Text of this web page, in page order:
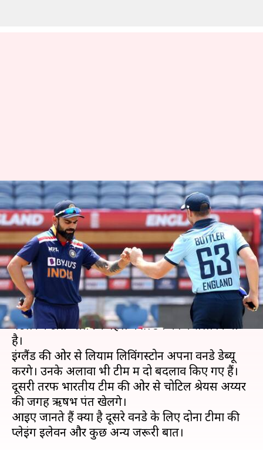
भारत बनाम इंग्लैंड, दूसरा वनडे: टॉस
जीतकर इंग्लैंड ने की पहले गेंदबाजी,
लिविंगस्टोन करेंगे डेब्यू
लेखन अंकित पसबोला Mar 26, 2021 01:26 pm
क्या है खबर?
पुणे में खेले जा रहे दूसरे वनडे में इंग्लैंड के कप्तान जोस
बटलर ने टॉस जीतकर पहले फील्डिंग का फैसला किया
है।
इंग्लैंड की ओर से लियाम लिविंगस्टोन अपना वनडे डेब्यू
करेंगे। उनके अलावा भी टीम में दो बदलाव किए गए हैं।
दूसरी तरफ भारतीय टीम की ओर से चोटिल श्रेयस अय्यर
की जगह ऋषभ पंत खेलेंगे।
आइए जानते हैं क्या है दूसरे वनडे के लिए दोनों टीमों की